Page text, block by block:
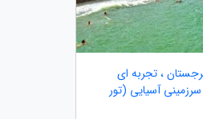
، تجربه ای
آسیایی (تور